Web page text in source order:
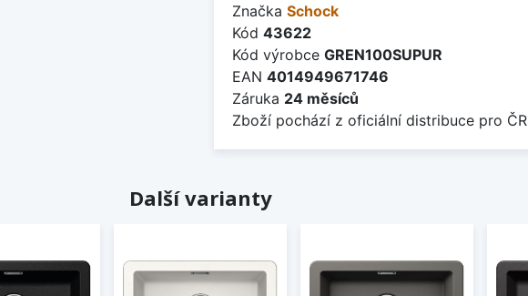
Značka Schock
Kód 43622
Kód výrobce GREN100SUPUR
EAN 4014949671746
Záruka 24 měsíců
Zboží pochází z oficiální distribuce pro ČR
Další varianty